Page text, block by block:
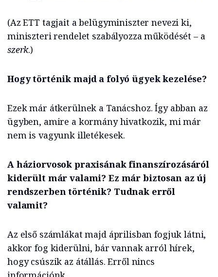
(Az ETT tagjait a belügyminiszter nevezi ki,
miniszteri rendelet szabályozza működését – a
szerk.)
Hogy történik majd a folyó ügyek kezelése?
Ezek már átkerülnek a Tanácshoz. Így abban az
ügyben, amire a kormány hivatkozik, mi már
nem is vagyunk illetékesek.
A háziorvosok praxisának finanszírozásáról
kiderült már valami? Ez már biztosan az új
rendszerben történik? Tudnak erről
valamit?
Az első számlákat majd áprilisban fogjuk látni,
akkor fog kiderülni, bár vannak arról hírek,
hogy csúszik az átállás. Erről nincs